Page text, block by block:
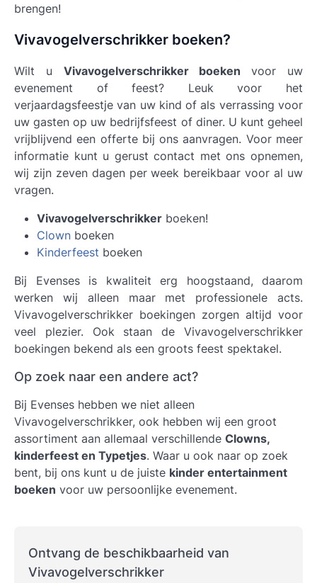
brengen!
Vivavogelverschrikker boeken?
Wilt u Vivavogelverschrikker boekenvoor uw
evenement of feest? Leuk voor het
verjaardagsfeestje van uw kind of als verrassing voor
uw gasten op uw bedrijfsfeest of diner. U kunt geheel
vrijblijvend een offerte bij ons aanvragen. Voor meer
informatie kunt u gerust contact met ons opnemen,
wij zijn zeven dagen per week bereikbaar voor al uw
vragen.
Vivavogelverschrikker boeken!
Clown boeken
Kinderfeest boeken
Bij Evenses is kwaliteit erg hoogstaand, daarom
werken wij alleen maar met professionele acts.
Vivavogelverschrikker boekingen zorgen altijd voor
veel plezier. Ook staan de Vivavogelverschrikker
boekingen bekend als een groots feest spektakel.
Op zoek naar een andere act?
Bij Evenses hebben we niet alleen
Vivavogelverschrikker, ook hebben wij een groot
assortiment aan allemaal verschillende Clowns,
kinderfeest en Typetjes. Waar u ook naar op zoek
bent, bij ons kunt u de juiste kinder entertainment
boeken voor uw persoonlijke evenement.
Ontvang de beschikbaarheid van
Vivavogelverschrikker